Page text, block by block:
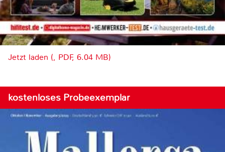
Jetzt laden (, PDF, 6.04 MB)
kostenloses Probeexemplar